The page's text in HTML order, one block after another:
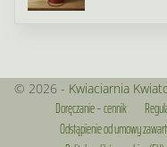
© 2026 - Kwiaciarnia
Doręczanie – cennik
Odstąpienie od umowy